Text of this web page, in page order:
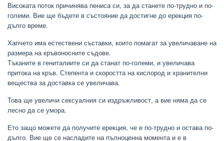
Високата поток причинява пениса си, за да станете по-трудно и по-
големи. Вие ще бъдете в състояние да достигне до ерекция по-
дълго време.
Хапчето има естествени съставки, които помагат за увеличаване на
размера на кръвоносните съдове.
Тъканите в гениталиите си да станат по-големи, и увеличава
притока на кръв. Степента и скоростта на кислород и хранителни
вещества за доставка се увеличава.
Това ще увеличи сексуалния си издръжливост, а вие няма да се
лесно да се умора.
Ето защо можете да получите ерекция, че е по-трудно и остава по-
дълго. Вие ще се насладите на пълноценна момента и е в